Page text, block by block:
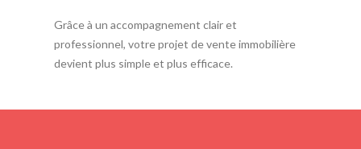
Grâce à un accompagnement clair et
professionnel, votre projet de vente immobilière
devient plus simple et plus efficace.